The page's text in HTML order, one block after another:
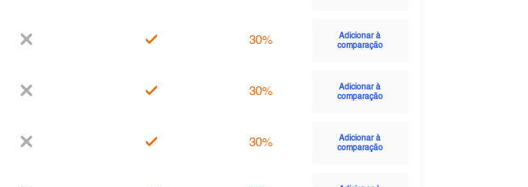
30%
Adicionar à
comparação
30%
Adicionar à
comparação
30%
Adicionar à
comparação